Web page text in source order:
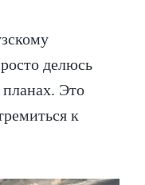
делюсь
Это
к